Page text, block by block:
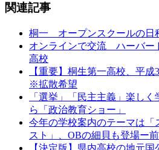
関連記事
桐一 オープンスクールの日
オンラインで交流 ハーバ
高校
【重要】桐生第一高校、平
※拡散希望
「選挙」「民主主義」楽し
ら「政治教育ショー」
今年の学校案内のテーマは「
スト」、OBの細貝も登場ー
【決定版】県内高校の地元